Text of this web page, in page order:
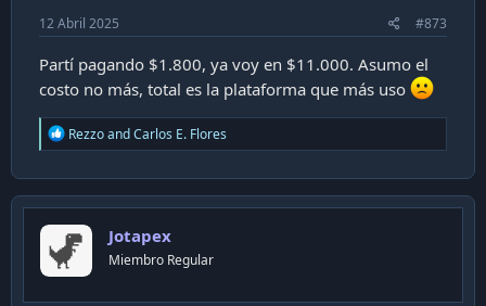
12 Abril 2025 #873
Partí pagando $1.800, ya voy en $11.000. Asumo el
costo no más, total es la plataforma que más uso
R
e
c
t
o
n
s
RezzoandCarlos E. Flores
Jotapex
Miembro Regular